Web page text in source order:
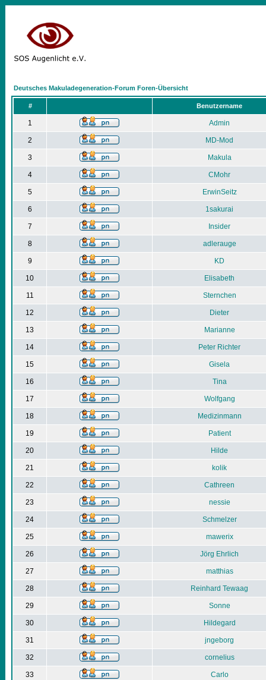
Deutsches Makuladegeneration-Forum Foren-Übersicht
# Benutzername
1 Admin
2 MD-Mod
3 Makula
4 CMohr
5 ErwinSeitz
6 1sakurai
7 Insider
8 adlerauge
9 KD
10 Elisabeth
11 Sternchen
12 Dieter
13 Marianne
14 Peter Richter
15 Gisela
16 Tina
17 Wolfgang
18 Medizinmann
19 Patient
20 Hilde
21 kolik
22 Cathreen
23 nessie
24 Schmelzer
25 mawerix
26 Jörg Ehrlich
27 matthias
28 Reinhard Tewaag
29 Sonne
30 Hildegard
31 jngeborg
32 cornelius
33 Carlo